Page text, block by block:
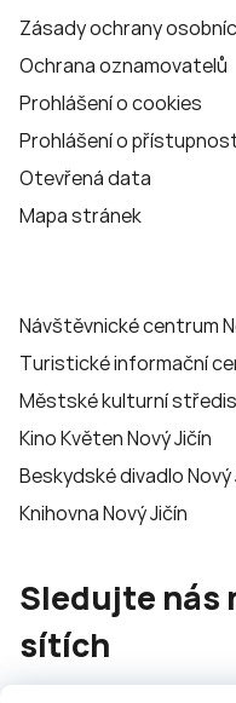
Zásady ochrany
Ochrana oznamovatelů
Prohlášení o cookies
Prohlášení o
Otevřená data
Mapa stránek
Návštěvnické centrum
Turistické informační
Městské kulturní
Kino Květen Nový Jičín
Beskydské divadlo Nový
Knihovna Nový Jičín
Sledujte nás
sítích